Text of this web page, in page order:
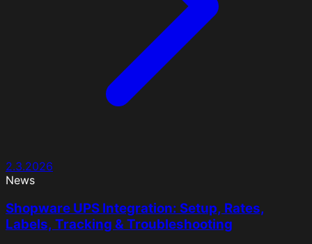
2.3.2026
News
Shopware UPS Integration: Setup, Rates,
Labels, Tracking & Troubleshooting